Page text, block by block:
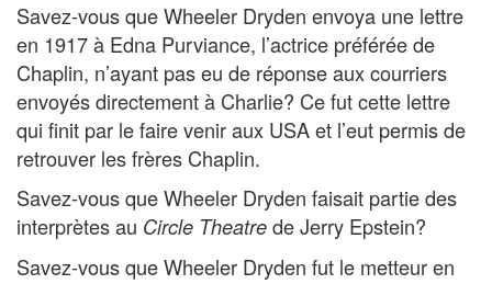
Savez-vous que Wheeler Dryden envoya une lettre
en 1917 à Edna Purviance, l’actrice préférée de
Chaplin, n’ayant pas eu de réponse aux courriers
envoyés directement à Charlie? Ce fut cette lettre
qui finit par le faire venir aux USA et l’eut permis de
retrouver les frères Chaplin.
Savez-vous que Wheeler Dryden faisait partie des
interprètes au Circle Theatre de Jerry Epstein?
Savez-vous que Wheeler Dryden fut le metteur en